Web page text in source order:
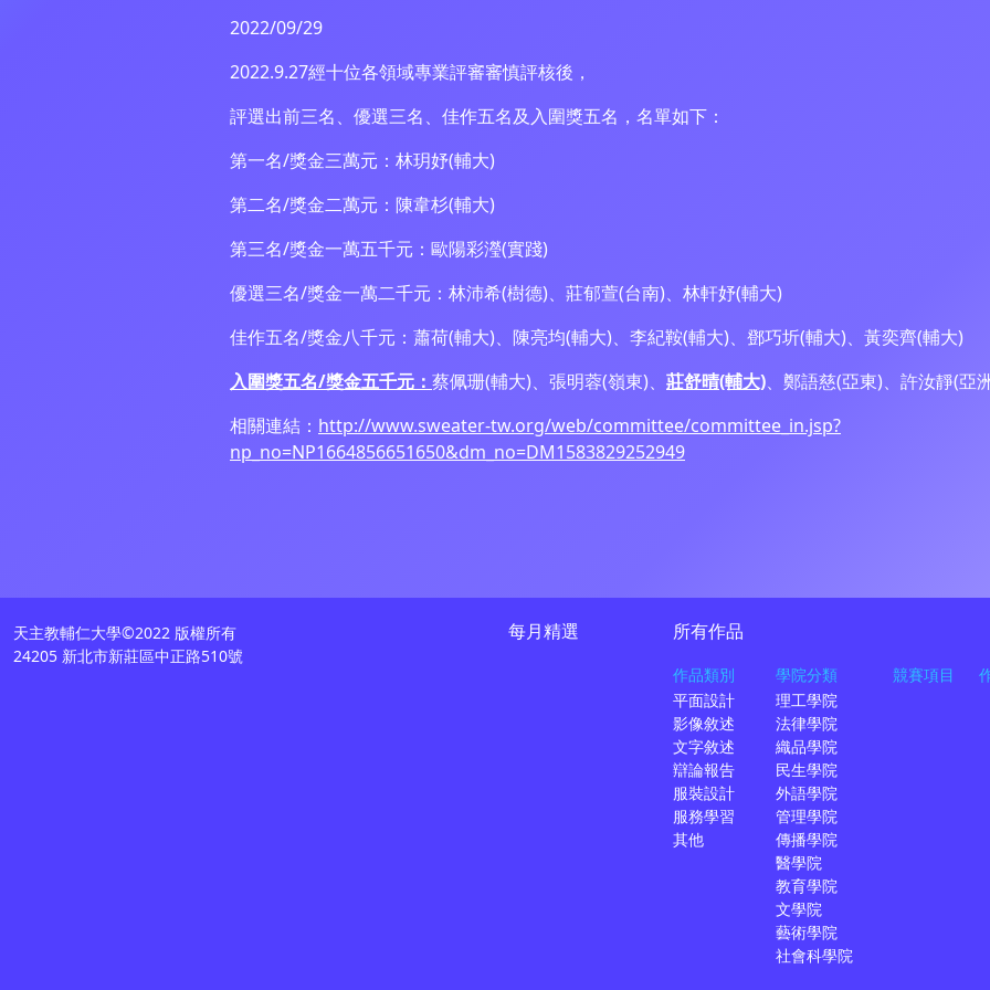
2022/09/29
2022.9.27經十位各領域專業評審審慎評核後，
評選出前三名、優選三名、佳作五名及入圍獎五名，名單如下：
第一名/獎金三萬元：林玥妤(輔大)
第二名/獎金二萬元：陳韋杉(輔大)
第三名/獎金一萬五千元：歐陽彩瀅(實踐)
優選三名/獎金一萬二千元：林沛希(樹德)、莊郁萱(台南)、林軒妤(輔大)
佳作五名/獎金八千元：蕭荷(輔大)、陳亮均(輔大)、李紀鞍(輔大)、鄧巧圻(輔大)、黃奕齊(輔大)
入圍獎五名/獎金五千元： 蔡佩珊(輔大)、張明蓉(嶺東)、 莊舒晴(輔大)、鄭語慈(亞東)、許汝靜(亞
相關連結： http://www.sweater-tw.org/web/committee/committee_in.jsp?
np_no=NP1664856651650&dm_no=DM1583829252949
每月精選 所有作品
作品類別
平面設計
影像敘述
文字敘述
辯論報告
服裝設計
服務學習
其他
學院分類
理工學院
法律學院
織品學院
民生學院
外語學院
管理學院
傳播學院
醫學院
教育學院
文學院
藝術學院
社會科學院
競賽項目
天主教輔仁大學©2022 版權所有
24205 新北市新莊區中正路510號